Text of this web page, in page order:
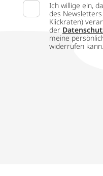
Ich willige ein,
des
Klickraten)
der
meine
widerrufen kann.